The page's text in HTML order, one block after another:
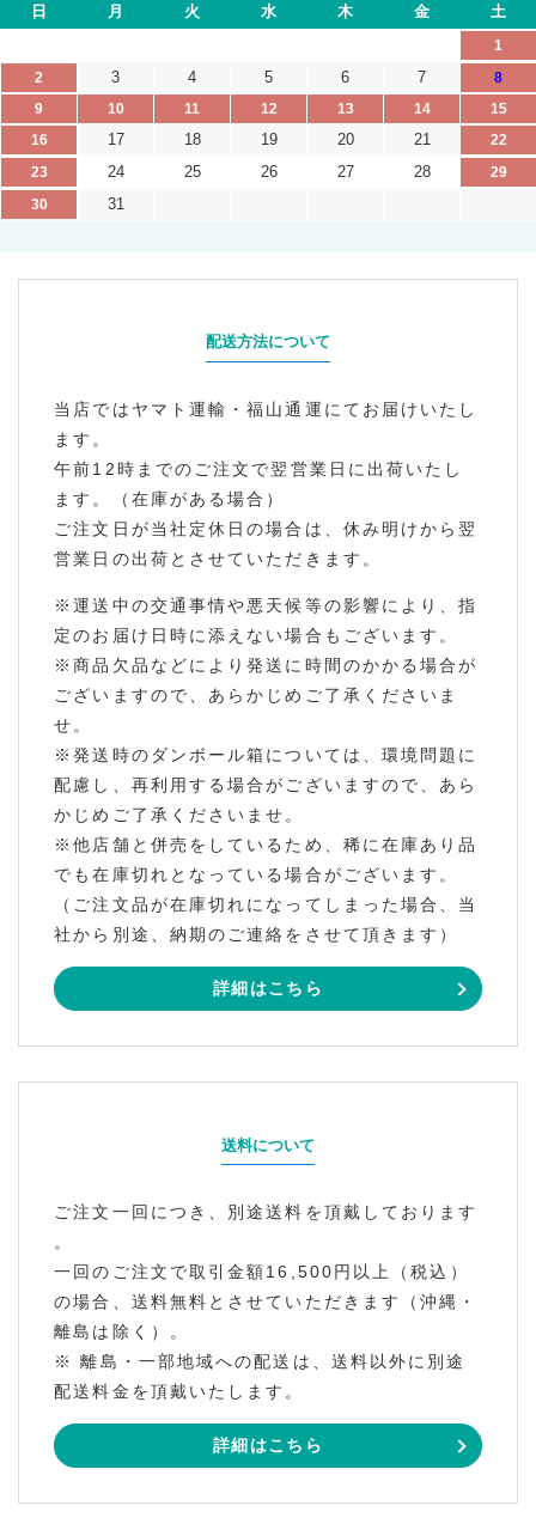
日 月 火 水 木 金 土
1
2
3 4 5 6 7
8
9
10 11 12 13 14
15
16
17 18 19 20 21
22
23
24 25 26 27 28
29
30
31
配送方法について
当店ではヤマト運輸・福山通運にてお届けいたし
ます。
午前12時までのご注文で翌営業日に出荷いたし
ます。（在庫がある場合）
ご注文日が当社定休日の場合は、休み明けから翌
営業日の出荷とさせていただきます。
※運送中の交通事情や悪天候等の影響により、指
定のお届け日時に添えない場合もございます。
※商品欠品などにより発送に時間のかかる場合が
ございますので、あらかじめご了承くださいま
せ。
※発送時のダンボール箱については、環境問題に
配慮し、再利用する場合がございますので、あら
かじめご了承くださいませ。
※他店舗と併売をしているため、稀に在庫あり品
でも在庫切れとなっている場合がございます。
（ご注文品が在庫切れになってしまった場合、当
社から別途、納期のご連絡をさせて頂きます）
詳細はこちら
送料について
ご注文一回につき、別途送料を頂戴しております
。
一回のご注文で取引金額16,500円以上（税込）
の場合、送料無料とさせていただきます（沖縄・
離島は除く）。
※ 離島・一部地域への配送は、送料以外に別途
配送料金を頂戴いたします。
詳細はこちら